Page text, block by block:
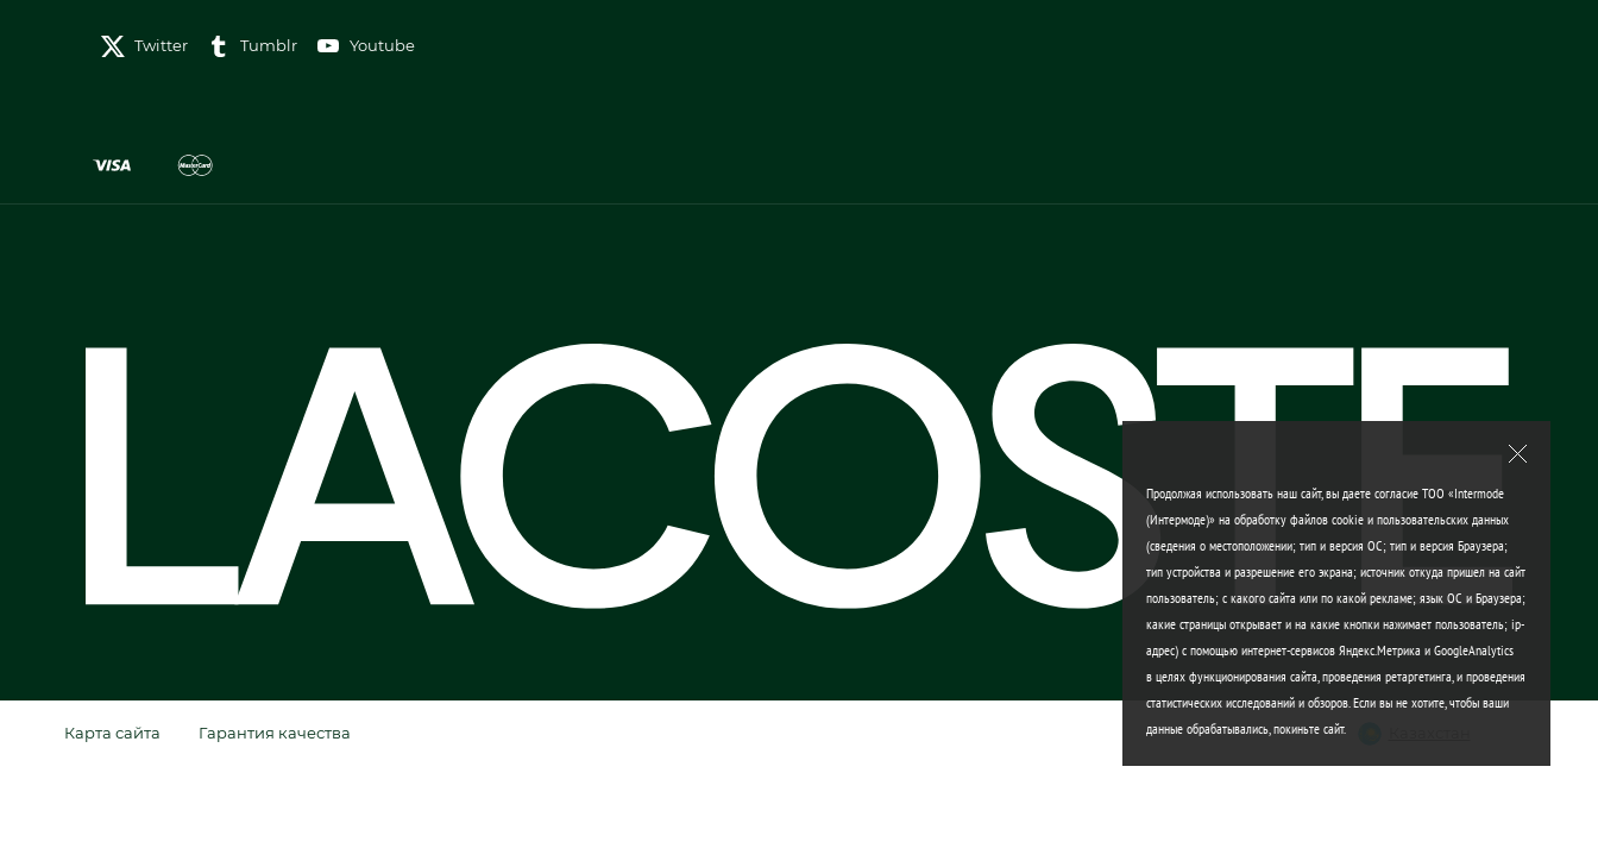
Twitter Tumblr Youtube
Карта сайта Гарантия качества
Продолжая использовать наш сайт, вы даете согласие ТОО «Intermode
(Интермоде)» на обработку файлов cookie и пользовательских данных
(сведения о местоположении; тип и версия ОС; тип и версия Браузера;
тип устройства и разрешение его экрана; источник откуда пришел на сайт
пользователь; с какого сайта или по какой рекламе; язык ОС и Браузера;
какие страницы открывает и на какие кнопки нажимает пользователь; ip-
адрес) с помощью интернет-сервисов Яндекс.Метрика и GoogleAnalytics
в целях функционирования сайта, проведения ретаргетинга, и проведения
статистических исследований и обзоров. Если вы не хотите, чтобы ваши
данные обрабатывались, покиньте сайт.